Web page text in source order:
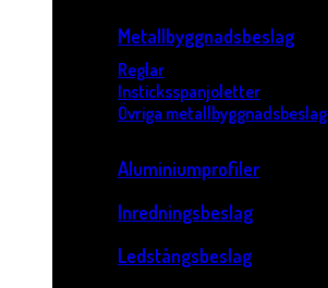
Metallbyggnadsbeslag
Reglar
Insticksspanjoletter
Övriga metallbyggnadsbeslag
Aluminiumprofiler
Inredningsbeslag
Ledstångsbeslag